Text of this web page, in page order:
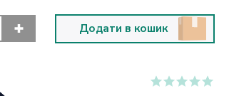
Додати в кошик